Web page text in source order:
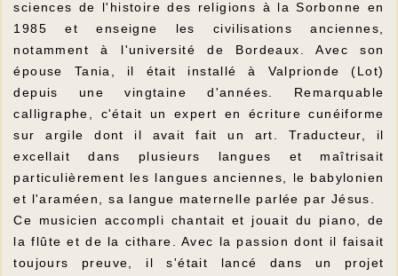
sciences de l'histoire des religions à la Sorbonne en
1985 et enseigne les civilisations anciennes,
notamment à l'université de Bordeaux. Avec son
épouse Tania, il était installé à Valprionde (Lot)
depuis une vingtaine d'années. Remarquable
calligraphe, c'était un expert en écriture cunéiforme
sur argile dont il avait fait un art. Traducteur, il
excellait dans plusieurs langues et maîtrisait
particulièrement les langues anciennes, le babylonien
et l'araméen, sa langue maternelle parlée par Jésus.
Ce musicien accompli chantait et jouait du piano, de
la flûte et de la cithare. Avec la passion dont il faisait
toujours preuve, il s'était lancé dans un projet